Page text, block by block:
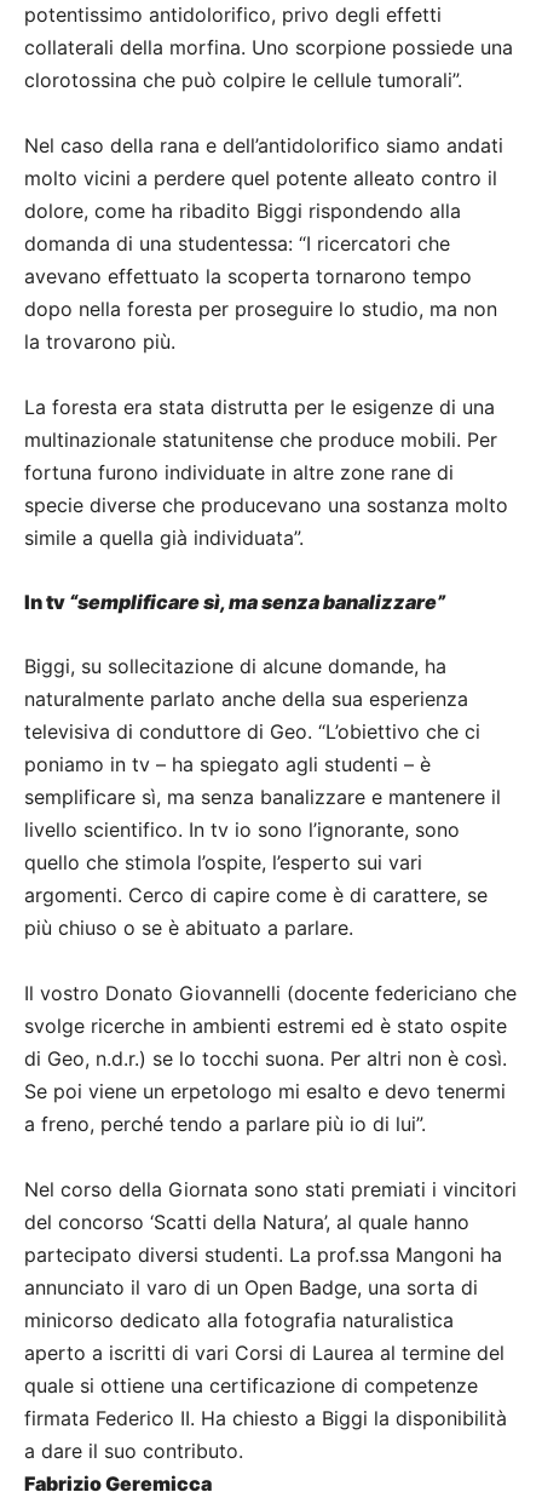
potentissimo antidolorifico, privo degli effetti
collaterali della morfina. Uno scorpione possiede una
clorotossina che può colpire le cellule tumorali”.
Nel caso della rana e dell’antidolorifico siamo andati
molto vicini a perdere quel potente alleato contro il
dolore, come ha ribadito Biggi rispondendo alla
domanda di una studentessa: “I ricercatori che
avevano effettuato la scoperta tornarono tempo
dopo nella foresta per proseguire lo studio, ma non
la trovarono più.
La foresta era stata distrutta per le esigenze di una
multinazionale statunitense che produce mobili. Per
fortuna furono individuate in altre zone rane di
specie diverse che producevano una sostanza molto
simile a quella già individuata”.
In tv “semplificare sì, ma senza banalizzare”
Biggi, su sollecitazione di alcune domande, ha
naturalmente parlato anche della sua esperienza
televisiva di conduttore di Geo. “L’obiettivo che ci
poniamo in tv – ha spiegato agli studenti – è
semplificare sì, ma senza banalizzare e mantenere il
livello scientifico. In tv io sono l’ignorante, sono
quello che stimola l’ospite, l’esperto sui vari
argomenti. Cerco di capire come è di carattere, se
più chiuso o se è abituato a parlare.
Il vostro Donato Giovannelli (docente federiciano che
svolge ricerche in ambienti estremi ed è stato ospite
di Geo, n.d.r.) se lo tocchi suona. Per altri non è così.
Se poi viene un erpetologo mi esalto e devo tenermi
a freno, perché tendo a parlare più io di lui”.
Nel corso della Giornata sono stati premiati i vincitori
del concorso ‘Scatti della Natura’, al quale hanno
partecipato diversi studenti. La prof.ssa Mangoni ha
annunciato il varo di un Open Badge, una sorta di
minicorso dedicato alla fotografia naturalistica
aperto a iscritti di vari Corsi di Laurea al termine del
quale si ottiene una certificazione di competenze
firmata Federico II. Ha chiesto a Biggi la disponibilità
a dare il suo contributo.
Fabrizio Geremicca